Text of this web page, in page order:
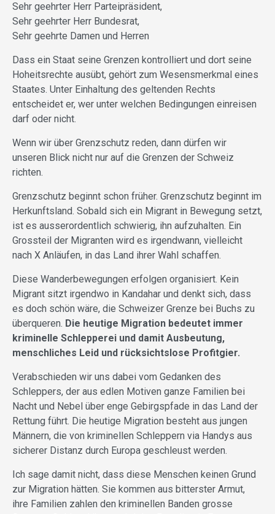
Sehr geehrter Herr Parteipräsident,
Sehr geehrter Herr Bundesrat,
Sehr geehrte Damen und Herren
Dass ein Staat seine Grenzen kontrolliert und dort seine
Hoheitsrechte ausübt, gehört zum Wesensmerkmal eines
Staates. Unter Einhaltung des geltenden Rechts
entscheidet er, wer unter welchen Bedingungen einreisen
darf oder nicht.
Wenn wir über Grenzschutz reden, dann dürfen wir
unseren Blick nicht nur auf die Grenzen der Schweiz
richten.
Grenzschutz beginnt schon früher. Grenzschutz beginnt im
Herkunftsland. Sobald sich ein Migrant in Bewegung setzt,
ist es ausserordentlich schwierig, ihn aufzuhalten. Ein
Grossteil der Migranten wird es irgendwann, vielleicht
nach X Anläufen, in das Land ihrer Wahl schaffen.
Diese Wanderbewegungen erfolgen organisiert. Kein
Migrant sitzt irgendwo in Kandahar und denkt sich, dass
es doch schön wäre, die Schweizer Grenze bei Buchs zu
überqueren. Die heutige Migration bedeutet immer
kriminelle Schlepperei und damit Ausbeutung,
menschliches Leid und rücksichtslose Profitgier.
Verabschieden wir uns dabei vom Gedanken des
Schleppers, der aus edlen Motiven ganze Familien bei
Nacht und Nebel über enge Gebirgspfade in das Land der
Rettung führt. Die heutige Migration besteht aus jungen
Männern, die von kriminellen Schleppern via Handys aus
sicherer Distanz durch Europa geschleust werden.
Ich sage damit nicht, dass diese Menschen keinen Grund
zur Migration hätten. Sie kommen aus bitterster Armut,
ihre Familien zahlen den kriminellen Banden grosse